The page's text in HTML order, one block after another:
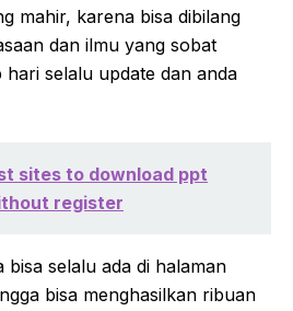
mahir, karena bisa dibilang
dan ilmu yang sobat
hari selalu update dan anda
sites to download ppt
register
selalu ada di halaman
bisa menghasilkan ribuan